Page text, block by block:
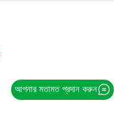
আপনার মতামত প্রদান করুন